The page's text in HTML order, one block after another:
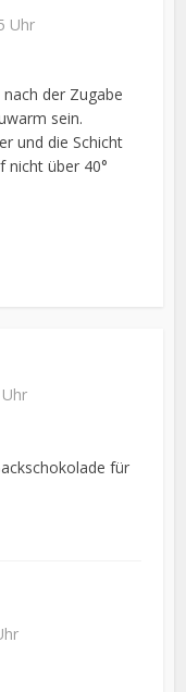
Uhr
der Zugabe
sein.
und die Schicht
nicht über 40°
für